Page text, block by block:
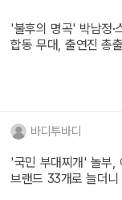
'불후의 명곡' 박남정·
합동 무대, 출연진 총
바디투바디
'국민 부대찌개' 놀부,
브랜드 33개로 늘더니